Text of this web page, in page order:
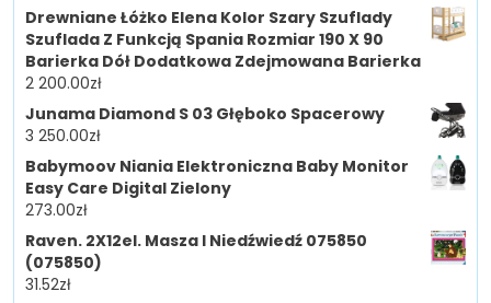
Drewniane Łóżko Elena Kolor Szary Szuflady
Szuflada Z Funkcją Spania Rozmiar 190 X 90
Barierka Dół Dodatkowa Zdejmowana Barierka
2 200.00zł
Junama Diamond S 03 Głęboko Spacerowy
3 250.00zł
Babymoov Niania Elektroniczna Baby Monitor
Easy Care Digital Zielony
273.00zł
Raven. 2X12el. Masza I Niedźwiedź 075850
(075850)
31.52zł